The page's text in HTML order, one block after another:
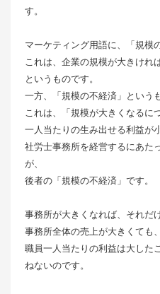
す。
マーケティング用語に、「規模
これは、企業の規模が大きけれ
というものです。
一方、「規模の不経済」という
これは、「規模が大きくなるに
一人当たりの生み出せる利益が
社労士事務所を経営するにあた
が、
後者の「規模の不経済」です。
事務所が大きくなれば、それだ
事務所全体の売上が大きくても
職員一人当たりの利益は大した
ねないのです。